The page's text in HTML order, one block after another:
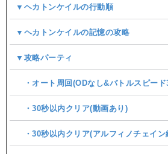
▼ヘカトンケイルの行動順
▼ヘカトンケイルの記憶の攻略
▼攻略パーティ
・オート周回(ODなし&バトルスピード
・30秒以内クリア(動画あり)
・30秒以内クリア(アルフィノチェイン